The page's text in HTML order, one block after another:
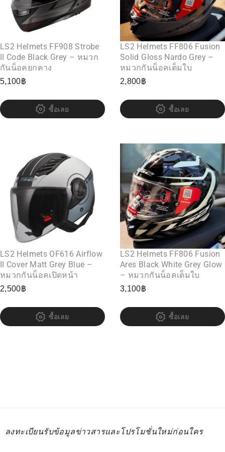
LS2 Helmets FF908 Strobe
II Code Black Grey – หมวก
กันน็อคยกคาง
5,100฿
ซื้อเลย
LS2 Helmets FF806 Fusion
Solid Gloss Nardo Grey –
หมวกกันน็อคเต็มใบ
2,800฿
ซื้อเลย
LS2 Helmets OF616 Airflow
II Cover Matt Grey Blue –
หมวกกันน็อคเปิดหน้า
2,500฿
ซื้อเลย
LS2 Helmets FF806 Fusion
Ares Black White Grey Glow
– หมวกกันน็อคเต็มใบ
3,100฿
ซื้อเลย
ลงทะเบียนรับข้อมูลข่าวสารและโปรโมชั่นใหม่ก่อนใคร